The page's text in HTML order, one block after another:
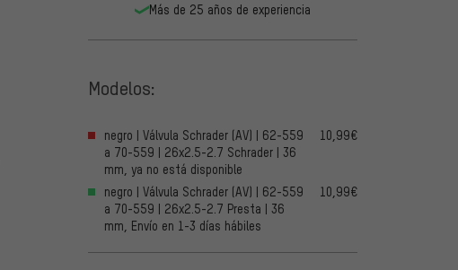
Más de 25 años de experiencia
Modelos:
negro | Válvula Schrader (AV) | 62-559
a 70-559 | 26x2.5-2.7 Schrader | 36
mm, ya no está disponible
10,99€
negro | Válvula Schrader (AV) | 62-559
a 70-559 | 26x2.5-2.7 Presta | 36
mm, Envío en 1-3 días hábiles
10,99€